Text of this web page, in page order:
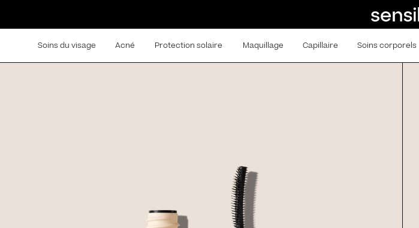
Soins du visage Acné Protection solaire Maquillage Capillaire Soins corporels